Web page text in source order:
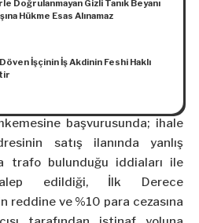
Doğrulanmayan Gizli Tanık Beyanı
Hükme Esas Alınamaz
Döven İşçinin İş Akdinin Feshi Haklı
başvurusunda; ihale
satış ilanında yanlış
trafo bulunduğu iddiaları ile
edildiği, İlk Derece
reddine ve %10 para cezasına